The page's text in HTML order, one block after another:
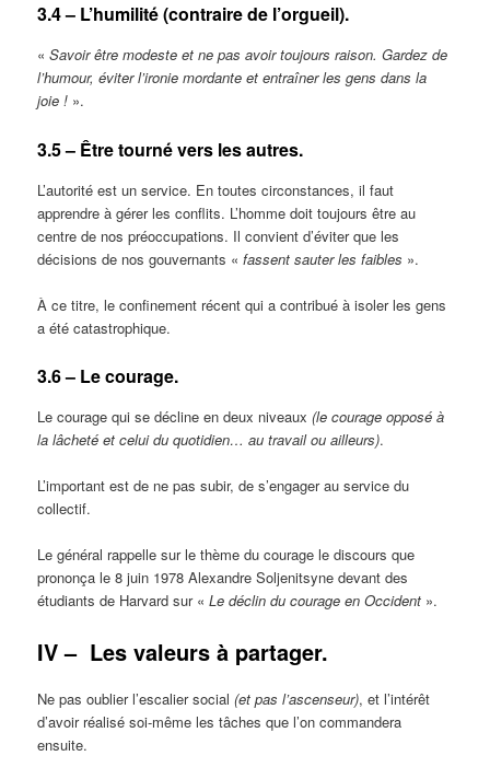
3.4 – L’humilité (contraire de l’orgueil).
«Savoir être modeste et ne pas avoir toujours raison. Gardez de
l’humour, éviter l’ironie mordante et entraîner les gens dans la
joie ! ».
3.5 – Être tourné vers les autres.
L’autorité est un service. En toutes circonstances, il faut
apprendre à gérer les conflits. L’homme doit toujours être au
centre de nos préoccupations. Il convient d’éviter que les
décisions de nos gouvernants «fassent sauter les faibles ».
À ce titre, le confinement récent qui a contribué à isoler les gens
a été catastrophique.
3.6 – Le courage.
Le courage qui se décline en deux niveaux(le courage opposé à
la lâcheté et celui du quotidien… au travail ou ailleurs).
L’important est de ne pas subir, de s’engager au service du
collectif.
Le général rappelle sur le thème du courage le discours que
prononça le 8 juin 1978 Alexandre Soljenitsyne devant des
étudiants de Harvard sur «Le déclin du courage en Occident ».
IV – Les valeurs à partager.
Ne pas oublier l’escalier social(et pas l’ascenseur), et l’intérêt
d’avoir réalisé soi-même les tâches que l’on commandera
ensuite.